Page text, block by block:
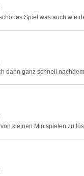
Spiel was auch wie
dann ganz schnell
kleinen Minispielen zu